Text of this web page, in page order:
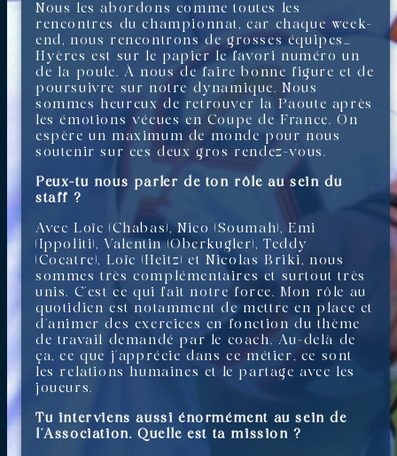
Nous les abordons comme toutes les
rencontres du championnat, car chaque week-
end, nous rencontrons de grosses équipes…
Hyères est sur le papier le favori numéro un
de la poule. À nous de faire bonne figure et de
poursuivre sur notre dynamique. Nous
sommes heureux de retrouver la Paoute après
les émotions vécues en Coupe de France. On
espère un maximum de monde pour nous
soutenir sur ces deux gros rendez-vous.
Peux-tu nous parler de ton rôle au sein du
staff ?
Avec Loïc (Chabas), Nico (Soumah), Emi
(Ippoliti), Valentin (Oberkugler), Teddy
(Cocatre), Loïc (Heitz) et Nicolas Briki, nous
sommes très complémentaires et surtout très
unis. C’est ce qui fait notre force. Mon rôle au
quotidien est notamment de mettre en place et
d’animer des exercices en fonction du thème
de travail demandé par le coach. Au-delà de
ça, ce que j’apprécie dans ce métier, ce sont
les relations humaines et le partage avec les
joueurs.
Tu interviens aussi énormément au sein de
l’Association. Quelle est ta mission ?